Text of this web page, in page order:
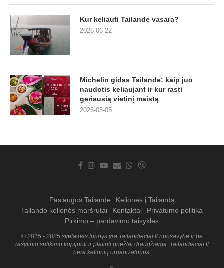
Kur keliauti Tailande vasarą?
2026-06-22
Michelin gidas Tailande: kaip juo
naudotis keliaujant ir kur rasti
geriausią vietinį maistą
2026-03-05
Paslaugos Tailande
Kelionės į Tailandą
Tailando kelionės maršrutai
Kontaktai
Privatumo politika
Pirkimo – pardavimo taisyklės
© 2015 - 2025 svetainės turinys yra Tailandieciai.lt nuosavybė ir be
rašytinio sutikimo kopijuoti ir platinti griežtai draudžiama. Tailandieciai.lt
nėra kelionių organizatorius.